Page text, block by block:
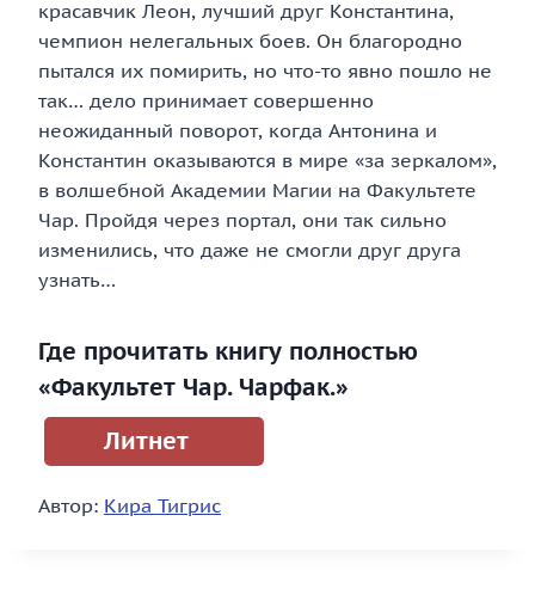
красавчик Леон, лучший друг Константина,
чемпион нелегальных боев. Он благородно
пытался их помирить, но что-то явно пошло не
так… дело принимает совершенно
неожиданный поворот, когда Антонина и
Константин оказываются в мире «за зеркалом»,
в волшебной Академии Магии на Факультете
Чар. Пройдя через портал, они так сильно
изменились, что даже не смогли друг друга
узнать…
Где прочитать книгу полностью
«Факультет Чар. Чарфак.»
Литнет
Автор: Кира Тигрис